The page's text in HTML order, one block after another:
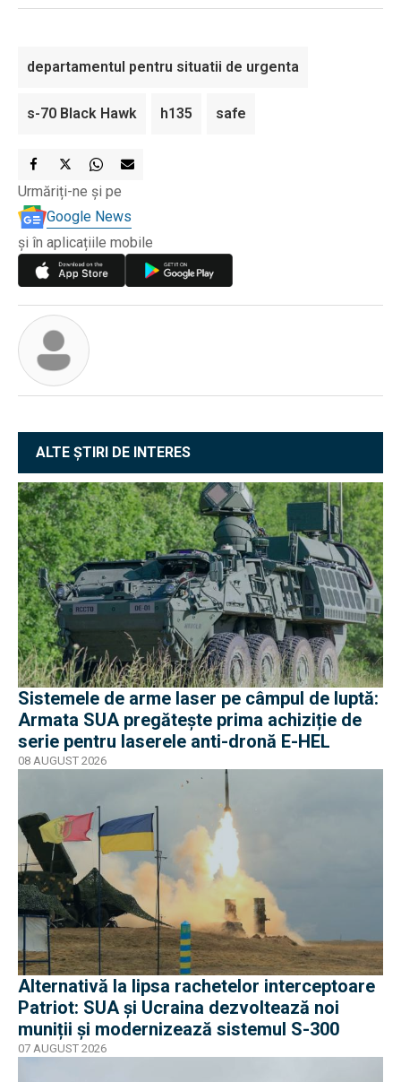
departamentul pentru situatii de urgenta
s-70 Black Hawk h135 safe
Urmăriți-ne și pe
Google News
și în aplicațiile mobile
ALTE ȘTIRI DE INTERES
Sistemele de arme laser pe câmpul de luptă:
Armata SUA pregătește prima achiziție de
serie pentru laserele anti-dronă E-HEL
08 AUGUST 2026
Alternativă la lipsa rachetelor interceptoare
Patriot: SUA și Ucraina dezvoltează noi
muniții și modernizează sistemul S-300
07 AUGUST 2026